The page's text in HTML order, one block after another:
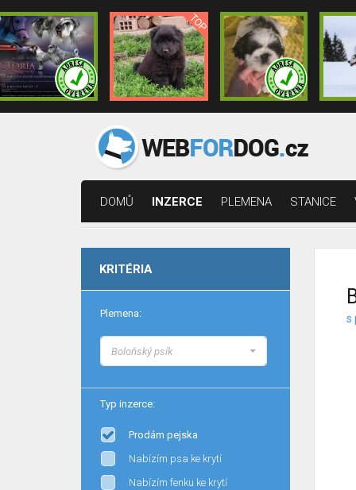
DOMŮ INZERCE PLEMENA STANICE
KRITÉRIA
Plemena:
Boloňský psík
Typ inzerce:
Prodám pejska
Nabízím psa ke krytí
Nabízím fenku ke krytí
s